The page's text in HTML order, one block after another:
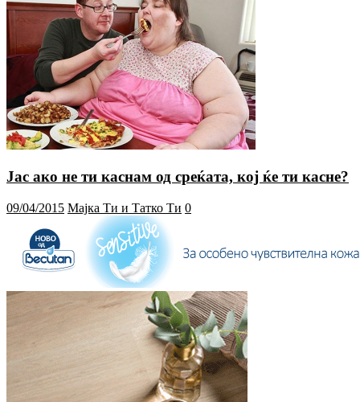
Јас ако не ти каснам од среќата, кој ќе ти касне?
09/04/2015 Мајка Ти и Татко Ти 0